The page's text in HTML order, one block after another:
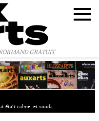
GRATUIT
Tom Nadam « Tout était calme, et soudain, le feu reprit »